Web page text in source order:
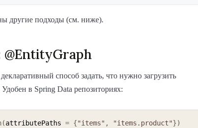
другие подходы (см. ниже).
способ задать, что нужно загрузить
в Spring Data репозиториях:
(attributePaths = {"items" , "items.product"})